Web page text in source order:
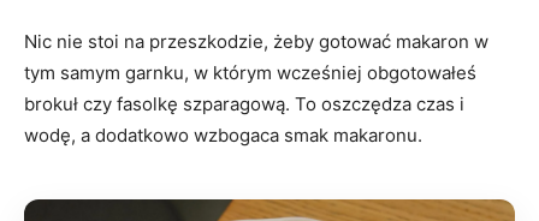
Nic nie stoi na przeszkodzie, żeby gotować makaron w
tym samym garnku, w którym wcześniej obgotowałeś
brokuł czy fasolkę szparagową. To oszczędza czas i
wodę, a dodatkowo wzbogaca smak makaronu.